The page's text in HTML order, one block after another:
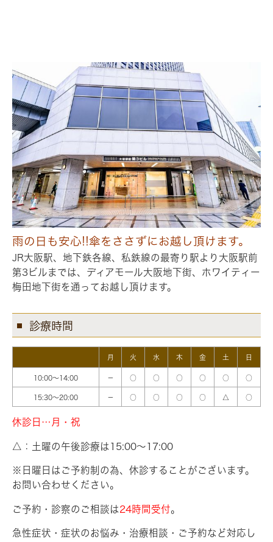
雨の日も安心!!傘をささずにお越し頂けます。
JR大阪駅、地下鉄各線、私鉄線の最寄り駅より大阪駅前
第3ビルまでは、ディアモール大阪地下街、ホワイティー
梅田地下街を通ってお越し頂けます。
診療時間
月 火 水 木 金 土 日
10:00～14:00 － ○ ○ ○ ○ ○ ○
15:30～20:00 － ○ ○ ○ ○ △ ○
休診日…月・祝
△：土曜の午後診療は15:00～17:00
※日曜日はご予約制の為、休診することがございます。
お問い合わせください。
ご予約・診察のご相談は24時間受付。
急性症状・症状のお悩み・治療相談・ご予約など対応し